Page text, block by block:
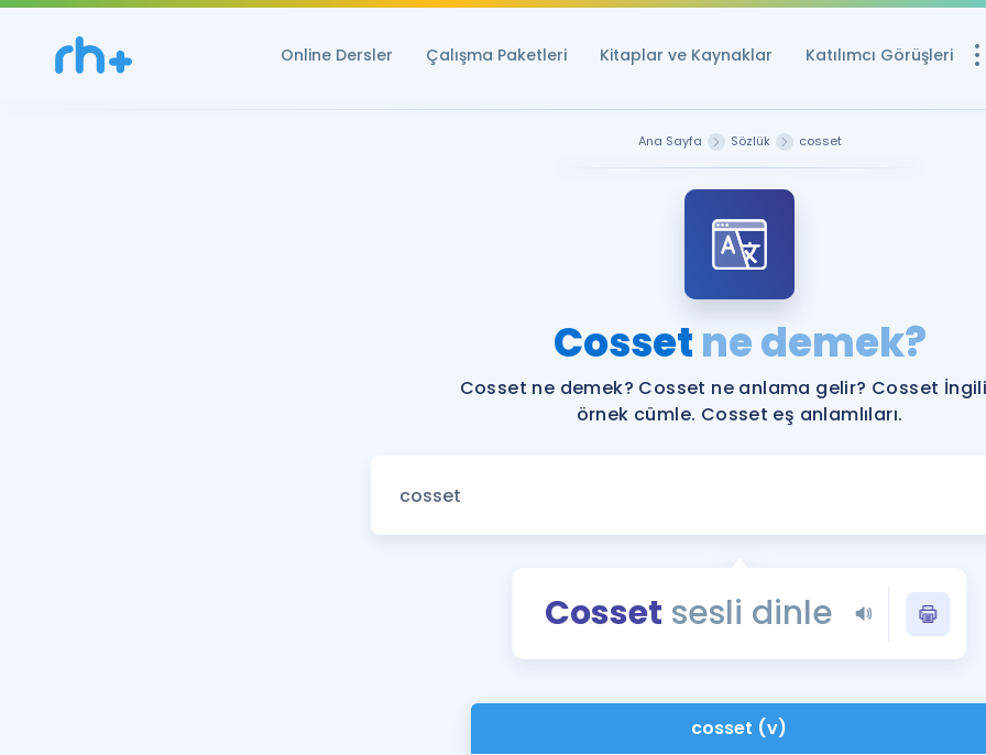
Online Dersler Çalışma Paketleri Kitaplar ve Kaynaklar Katılımcı Görüşleri
YDS ve YÖKDİL
Rehberlik Aracı
YDS ve YÖKDİL'e
Tüm ÖSYM
YDS - YÖKDİL
İngilizce Gramer
Ana Sayfa Sözlük cosset
Cossetne demek?
Cosset ne demek? Cosset ne anlama gelir? Cosset
örnek cümle. Cosset eş anlamlıları.
Cosset sesli dinle
cosset (v)